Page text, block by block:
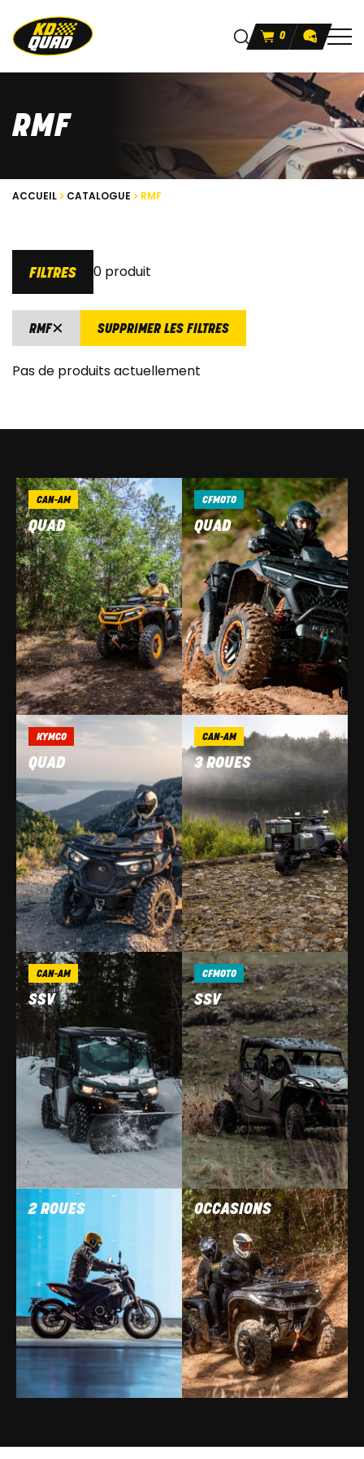
0
RMF
ACCUEIL CATALOGUE RMF
FILTRES 0 produit
RMF SUPPRIMER LES FILTRES
Pas de produits actuellement
CAN-AM
QUAD
CFMOTO
QUAD
KYMCO
QUAD
CAN-AM
3 ROUES
CAN-AM
SSV
CFMOTO
SSV
2 ROUES OCCASIONS